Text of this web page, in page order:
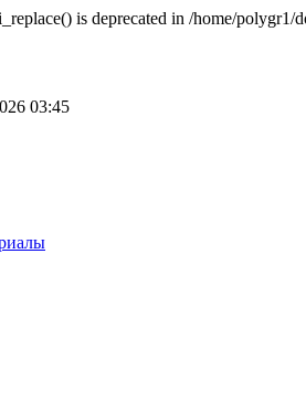
is deprecated in /home/
03:45